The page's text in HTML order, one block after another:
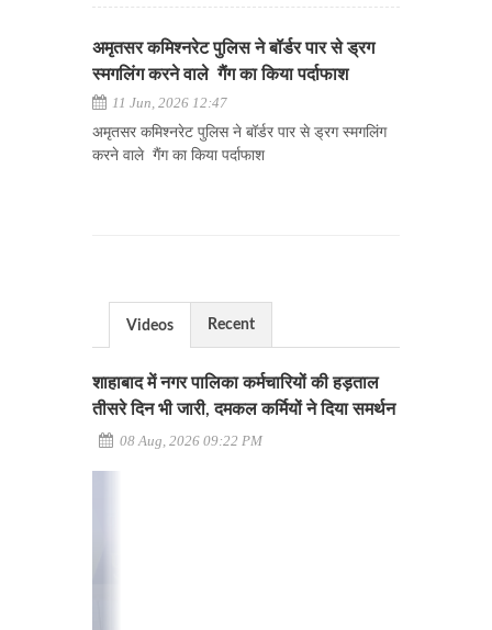
अमृतसर कमिश्नरेट पुलिस ने बॉर्डर पार से ड्रग
स्मगलिंग करने वाले गैंग का किया पर्दाफाश
11 Jun, 2026 12:47
अमृतसर कमिश्नरेट पुलिस ने बॉर्डर पार से ड्रग स्मगलिंग
करने वाले गैंग का किया पर्दाफाश
Videos Recent
शाहाबाद में नगर पालिका कर्मचारियों की हड़ताल
तीसरे दिन भी जारी, दमकल कर्मियों ने दिया समर्थन
08 Aug, 2026 09:22 PM